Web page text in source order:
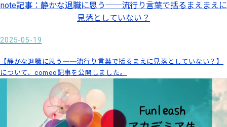
note記事：静かな退職に思う──流行り言葉で括るまえまえに
見落としていない？
2025-05-19
【静かな退職に思う──流行り言葉で括るまえに見落としていない？】
について、comeo記事を公開しました。